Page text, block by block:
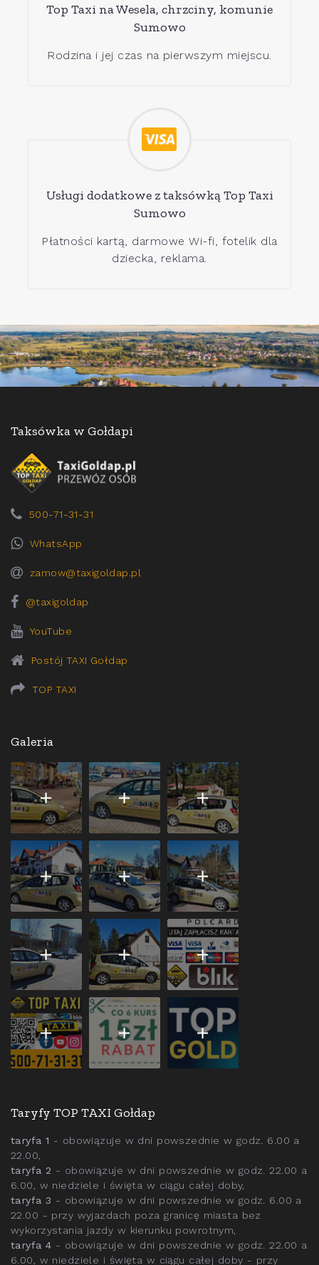
Top Taxi na Wesela, chrzciny, komunie
Sumowo
Rodzina i jej czas na pierwszym miejscu.
Usługi dodatkowe z taksówką Top Taxi
Sumowo
Płatności kartą, darmowe Wi-fi, fotelik dla
dziecka, reklama.
Taksówka w Gołdapi
500-71-31-31
WhatsApp
zamow@taxigoldap.pl
@taxigoldap
YouTube
Postój TAXI Gołdap
TOP TAXI
Galeria
Taryfy TOP TAXI Gołdap
taryfa 1 - obowiązuje w dni powszednie w godz. 6.00 a
22.00,
taryfa 2 - obowiązuje w dni powszednie w godz. 22.00 a
6.00, w niedziele i święta w ciągu całej doby,
taryfa 3 - obowiązuje w dni powszednie w godz. 6.00 a
22.00 - przy wyjazdach poza granicę miasta bez
wykorzystania jazdy w kierunku powrotnym,
taryfa 4 - obowiązuje w dni powszednie w godz. 22.00 a
6.00, w niedziele i święta w ciągu całej doby - przy